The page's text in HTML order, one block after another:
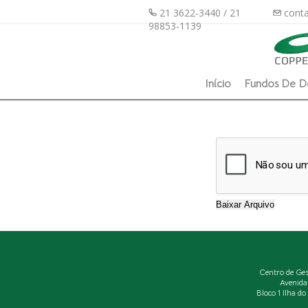
21 3622-3440 / 21
98853-1139
Início Fundos De
Centro de
Bloco 1 Ilha